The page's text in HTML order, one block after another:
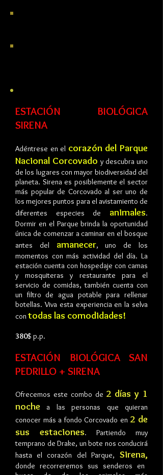
ESTACIÓN BIOLÓGICA
SIRENA
Adéntrese en el corazón del Parque
Nacional Corcovado y descubra uno
de los lugares con mayor biodiversidad del
planeta. Sirena es posiblemente el sector
más popular de Corcovado al ser uno de
los mejores puntos para el avistamiento de
diferentes especies de animales.
Dormir en el Parque brinda la oportunidad
única de comenzar a caminar en el bosque
antes del amanecer, uno de los
momentos con más actividad del día. La
estación cuenta con hospedaje con camas
y mosquiteras y restaurante para el
servicio de comidas, también cuenta con
un filtro de agua potable para rellenar
botellas. Viva esta experiencia en la selva
con todas las comodidades!
380$ p.p.
ESTACIÓN BIOLÓGICA SAN
PEDRILLO + SIRENA
Ofrecemos este combo de 2 días y 1
noche a las personas que quieran
conocer más a fondo Corcovado en 2 de
sus estaciones. Partiendo muy
temprano de Drake, un bote nos conducirá
hasta el corazón del Parque,
Sirena,
donde recorreremos sus senderos en